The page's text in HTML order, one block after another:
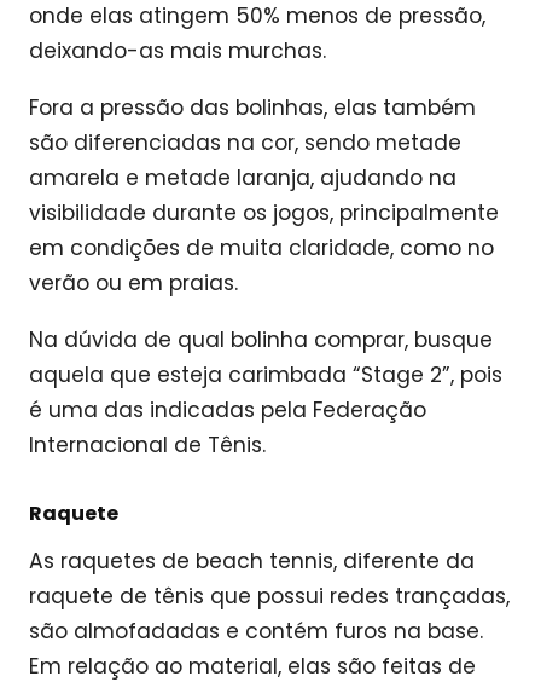
onde elas atingem 50% menos de pressão,
deixando-as mais murchas.
Fora a pressão das bolinhas, elas também
são diferenciadas na cor, sendo metade
amarela e metade laranja, ajudando na
visibilidade durante os jogos, principalmente
em condições de muita claridade, como no
verão ou em praias.
Na dúvida de qual bolinha comprar, busque
aquela que esteja carimbada “Stage 2”, pois
é uma das indicadas pela Federação
Internacional de Tênis.
Raquete
As raquetes de beach tennis, diferente da
raquete de tênis que possui redes trançadas,
são almofadadas e contém furos na base.
Em relação ao material, elas são feitas de